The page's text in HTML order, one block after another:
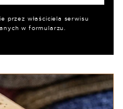
przez właściciela serwisu
w formularzu.